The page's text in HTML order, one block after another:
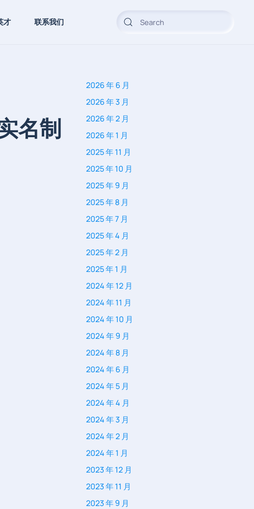
才 联系我们
名制
2026 年 6 月
2026 年 3 月
2026 年 2 月
2026 年 1 月
2025 年 11 月
2025 年 10 月
2025 年 9 月
2025 年 8 月
2025 年 7 月
2025 年 4 月
2025 年 2 月
2025 年 1 月
2024 年 12 月
2024 年 11 月
2024 年 10 月
2024 年 9 月
2024 年 8 月
2024 年 6 月
2024 年 5 月
2024 年 4 月
2024 年 3 月
2024 年 2 月
2024 年 1 月
2023 年 12 月
2023 年 11 月
2023 年 9 月